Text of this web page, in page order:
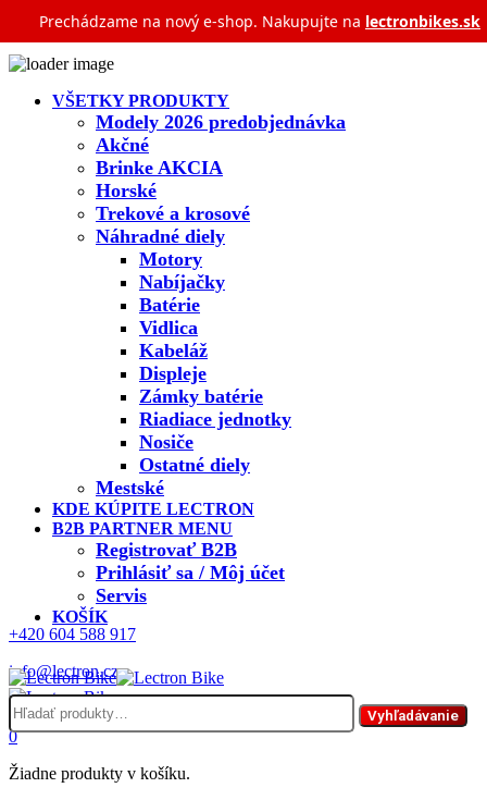
Prechádzame na nový e‑shop. Nakupujte na lectronbikes.sk
VŠETKY PRODUKTY
Modely 2026 predobjednávka
Akčné
Brinke AKCIA
Horské
Trekové a krosové
Náhradné diely
Motory
Nabíjačky
Batérie
Vidlica
Kabeláž
Displeje
Zámky batérie
Riadiace jednotky
Nosiče
Ostatné diely
Mestské
KDE KÚPITE LECTRON
B2B PARTNER MENU
Registrovať B2B
Prihlásiť sa / Môj účet
Servis
KOŠÍK
+420 604 588 917
info@lectron.cz
Hľadať:
Vyhľadávanie
Menu
0
Žiadne produkty v košíku.